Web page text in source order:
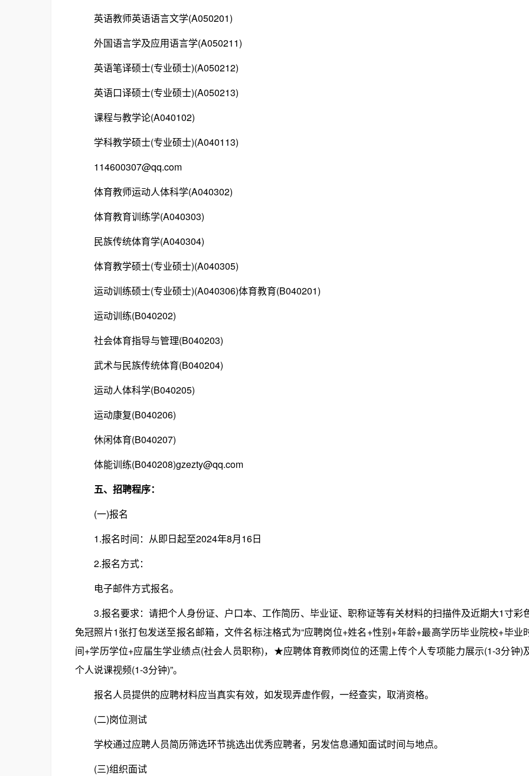
英语教师英语语言文学(A050201)
外国语言学及应用语言学(A050211)
英语笔译硕士(专业硕士)(A050212)
英语口译硕士(专业硕士)(A050213)
课程与教学论(A040102)
学科教学硕士(专业硕士)(A040113)
114600307@qq.com
体育教师运动人体科学(A040302)
体育教育训练学(A040303)
民族传统体育学(A040304)
体育教学硕士(专业硕士)(A040305)
运动训练硕士(专业硕士)(A040306)体育教育(B040201)
运动训练(B040202)
社会体育指导与管理(B040203)
武术与民族传统体育(B040204)
运动人体科学(B040205)
运动康复(B040206)
休闲体育(B040207)
体能训练(B040208)gzezty@qq.com
五、招聘程序：
(一)报名
1.报名时间：从即日起至2024年8月16日
2.报名方式：
电子邮件方式报名。
3.报名要求：请把个人身份证、户口本、工作简历、毕业证、职称证等有关材料的扫描件及近期大1寸彩
免冠照片1张打包发送至报名邮箱，文件名标注格式为“应聘岗位+姓名+性别+年龄+最高学历毕业院校+毕业
间+学历学位+应届生学业绩点(社会人员职称)，★应聘体育教师岗位的还需上传个人专项能力展示(1-3分钟)
个人说课视频(1-3分钟)”。
报名人员提供的应聘材料应当真实有效，如发现弄虚作假，一经查实，取消资格。
(二)岗位测试
学校通过应聘人员简历筛选环节挑选出优秀应聘者，另发信息通知面试时间与地点。
(三)组织面试